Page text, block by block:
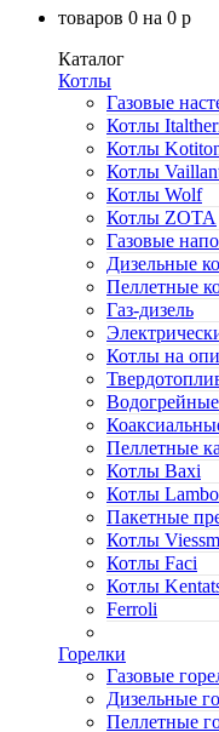
товаров 0 на 0 p
Каталог
Котлы
Газовые
Котлы
Котлы
Котлы
Котлы Wolf
Котлы ZOTA
Газовые
Дизельные
Пеллетные
Газ-дизель
Котлы на
Пеллетные
Котлы Baxi
Котлы
Пакетные
Котлы
Котлы Faci
Котлы
Ferroli
Горелки
Газовые
Дизельные
Пеллетные